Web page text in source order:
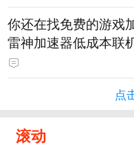
你还在找免费的游戏
雷神加速器低成本联
免费试用
点
滚动